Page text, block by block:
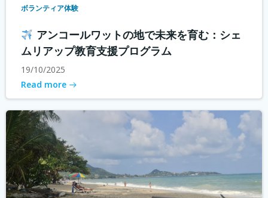
ボランティア体験
アンコールワットの地で未来を育む：シェ
ムリアップ教育支援プログラム
19/10/2025
Read more